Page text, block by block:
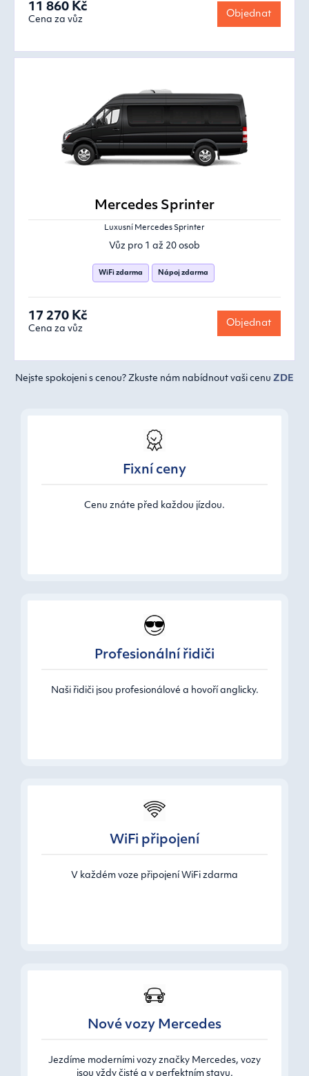
11 860 Kč
Cena za vůz
Objednat
Mercedes Sprinter
Luxusní Mercedes Sprinter
Vůz pro 1 až 20 osob
WiFi zdarma Nápoj zdarma
17 270 Kč
Cena za vůz
Objednat
Nejste spokojeni s cenou? Zkuste nám nabídnout vaši cenu ZDE
Fixní ceny
Cenu znáte před každou jízdou.
Profesionální řidiči
Naši řidiči jsou profesionálové a hovoří anglicky.
WiFi připojení
V každém voze připojení WiFi zdarma
Nové vozy Mercedes
Jezdíme moderními vozy značky Mercedes, vozy
jsou vždy čisté a v perfektním stavu.